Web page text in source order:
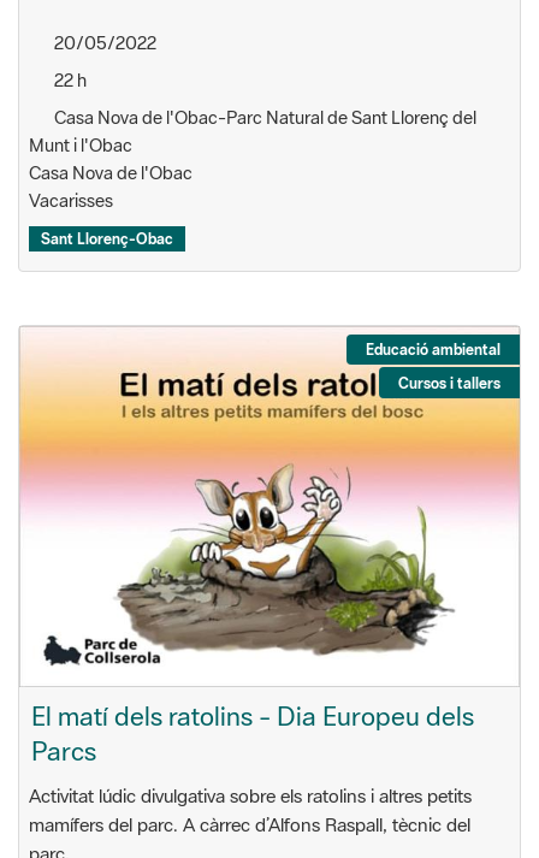
20/05/2022
22 h
Casa Nova de l'Obac-Parc Natural de Sant Llorenç del
Munt i l'Obac
Casa Nova de l'Obac
Vacarisses
Sant Llorenç-Obac
Educació ambiental
Cursos i tallers
El matí dels ratolins - Dia Europeu dels
Parcs
Activitat lúdic divulgativa sobre els ratolins i altres petits
mamífers del parc. A càrrec d’Alfons Raspall, tècnic del